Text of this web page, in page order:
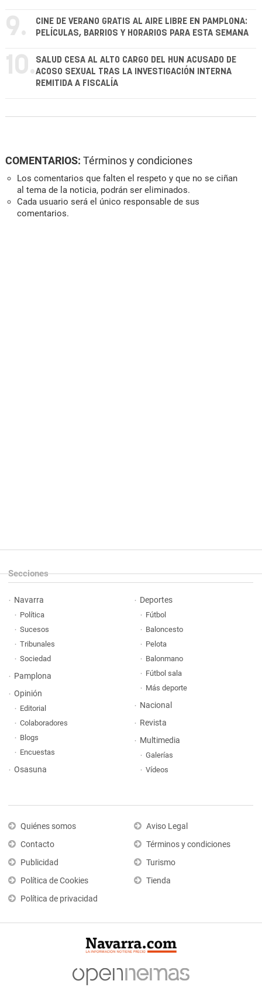
9.
CINE DE VERANO GRATIS AL AIRE LIBRE EN PAMPLONA:
PELÍCULAS, BARRIOS Y HORARIOS PARA ESTA SEMANA
10. SALUD CESA AL ALTO CARGO DEL HUN ACUSADO DE
ACOSO SEXUAL TRAS LA INVESTIGACIÓN INTERNA
REMITIDA A FISCALÍA
COMENTARIOS: Términos y condiciones
Los comentarios que falten el respeto y que no se ciñan
al tema de la noticia, podrán ser eliminados.
Cada usuario será el único responsable de sus
comentarios.
Secciones
Navarra
Política
Sucesos
Tribunales
Sociedad
Pamplona
Opinión
Editorial
Colaboradores
Blogs
Encuestas
Osasuna
Deportes
Fútbol
Baloncesto
Pelota
Balonmano
Fútbol sala
Más deporte
Nacional
Revista
Multimedia
Galerías
Vídeos
Quiénes somos
Contacto
Publicidad
Política de Cookies
Política de privacidad
Aviso Legal
Términos y condiciones
Turismo
Tienda